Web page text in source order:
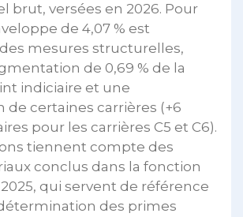
brut, versées en 2026. Pour
de 4,07 % est
mesures structurelles,
de 0,69 % de la
indiciaire et une
de certaines carrières (+6
pour les carrières C5 et C6).
tiennent compte des
conclus dans la fonction
qui servent de référence
des primes